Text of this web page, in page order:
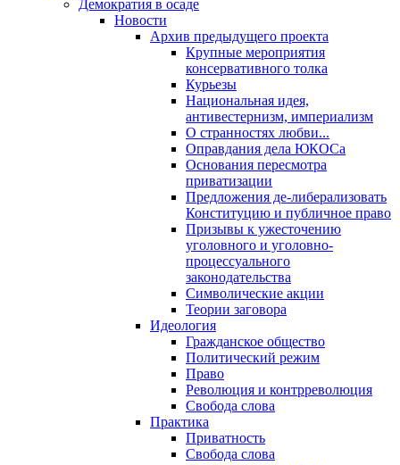
Демократия в осаде
Новости
Архив предыдущего проекта
Крупные мероприятия
консервативного толка
Курьезы
Национальная идея,
антивестернизм, империализм
О странностях любви...
Оправдания дела ЮКОСа
Основания пересмотра
приватизации
Предложения де-либерализовать
Конституцию и публичное право
Призывы к ужесточению
уголовного и уголовно-
процессуального
законодательства
Символические акции
Теории заговора
Идеология
Гражданское общество
Политический режим
Право
Революция и контрреволюция
Свобода слова
Практика
Приватность
Свобода слова